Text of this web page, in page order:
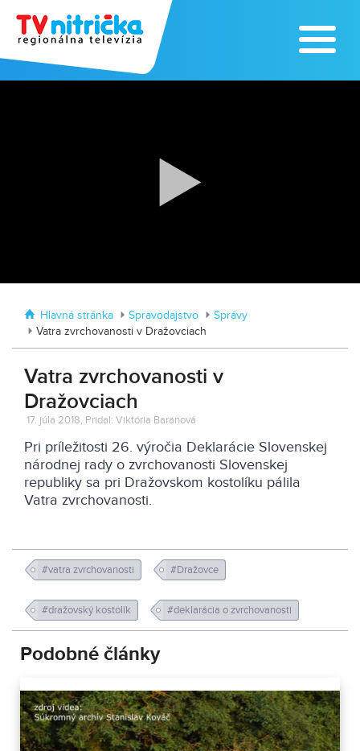
Zoo v Lužiankach
Hlavná stránka Spravodajstvo
Správy
Vatra zvrchovanosti v Dražovciach
Vatra zvrchovanosti v
Dražovciach
17. júla 2018, Pridal: Viktória Baranová
Pri príležitosti 26. výročia Deklarácie Slovenskej
národnej rady o zvrchovanosti Slovenskej
republiky sa pri Dražovskom kostolíku pálila
Vatra zvrchovanosti.
#vatra zvrchovanosti #Dražovce
#dražovský kostolík #deklarácia o zvrchovanosti
Podobné články